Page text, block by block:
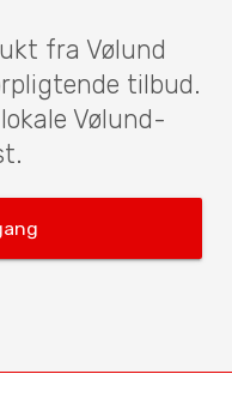
fra Vølund
tilbud.
Vølund-